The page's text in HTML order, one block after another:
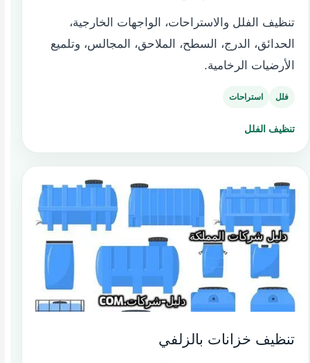
تنظيف الفلل والاستراحات، الواجهات الخارجية،
الحدائق، الدرج، السطح، الملاحق، المجالس، وتلميع
الأرضيات الرخامية.
فلل استراحات
تنظيف الفلل
تنظيف خزانات بالزلفي